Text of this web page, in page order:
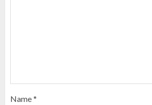
Name*